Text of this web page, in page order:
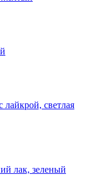
лайкрой, светлая
лак, зеленый